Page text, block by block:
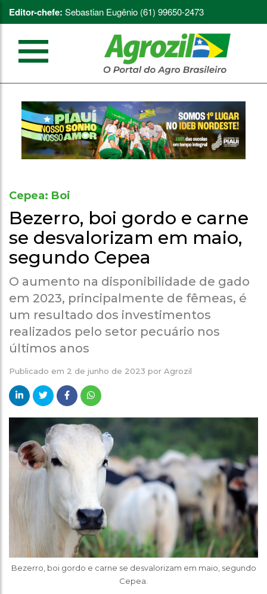
Editor-chefe: Sebastian Eugênio (61) 99650-2473
Cepea: Boi
Bezerro, boi gordo e carne
se desvalorizam em maio,
segundo Cepea
O aumento na disponibilidade de gado
em 2023, principalmente de fêmeas, é
um resultado dos investimentos
realizados pelo setor pecuário nos
últimos anos
Publicado em 2 de junho de 2023 por Agrozil
Bezerro, boi gordo e carne se desvalorizam em maio, segundo
Cepea.